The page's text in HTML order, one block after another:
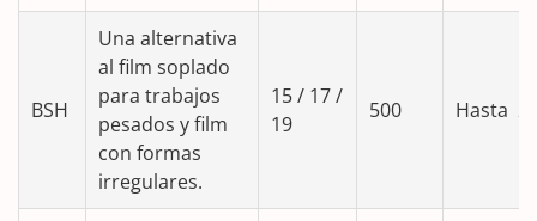
BSH
Una alternativa
al film soplado
para trabajos
pesados y film
con formas
irregulares.
15 / 17 /
19
500 Hasta